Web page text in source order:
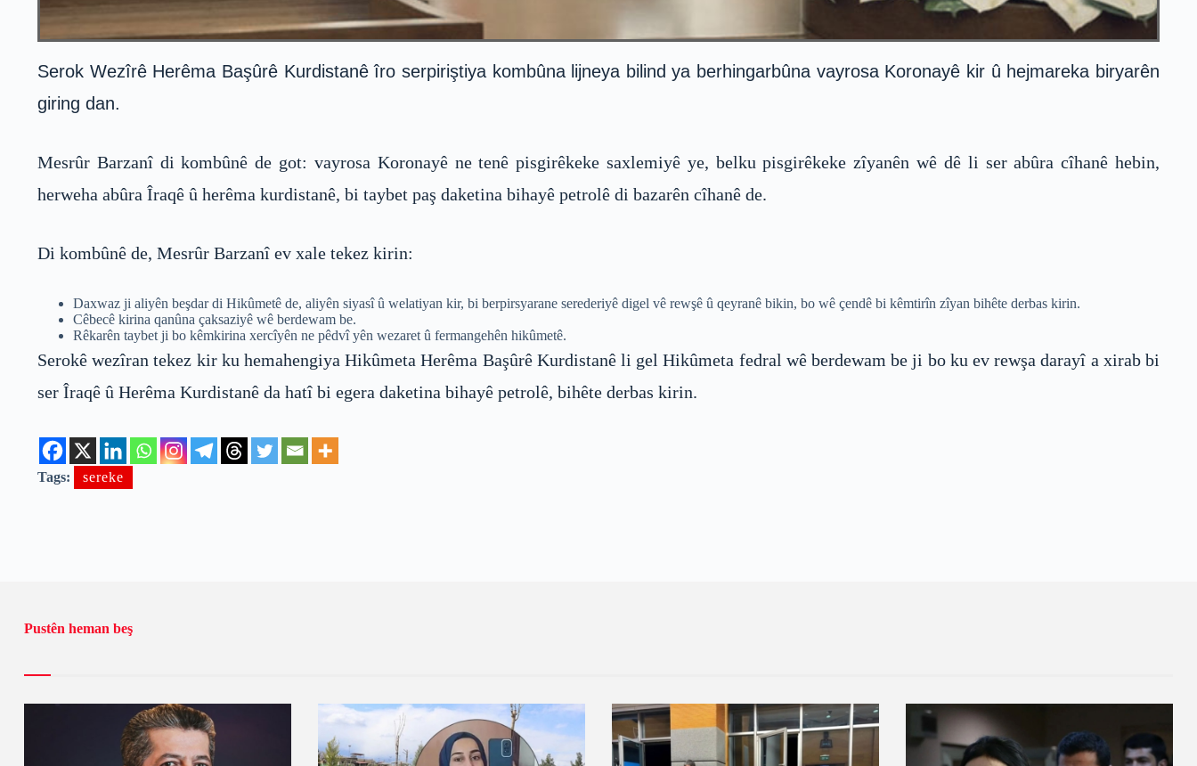
Serok Wezîrê Herêma Başûrê Kurdistanê îro serpiriştiya kombûna lijneya bilind ya berhingarbûna vayrosa Koronayê kir û hejmareka biryarên
giring dan.
Mesrûr Barzanî di kombûnê de got: vayrosa Koronayê ne tenê pisgirêkeke saxlemiyê ye, belku pisgirêkeke zîyanên wê dê li ser abûra cîhanê hebin,
herweha abûra Îraqê û herêma kurdistanê, bi taybet paş daketina bihayê petrolê di bazarên cîhanê de.
Di kombûnê de, Mesrûr Barzanî ev xale tekez kirin:
Daxwaz ji aliyên beşdar di Hikûmetê de, aliyên siyasî û welatiyan kir, bi berpirsyarane serederiyê digel vê rewşê û qeyranê bikin, bo wê çendê bi kêmtirîn zîyan bihête derbas kirin.
Cêbecê kirina qanûna çaksaziyê wê berdewam be.
Rêkarên taybet ji bo kêmkirina xercîyên ne pêdvî yên wezaret û fermangehên hikûmetê.
Serokê wezîran tekez kir ku hemahengiya Hikûmeta Herêma Başûrê Kurdistanê li gel Hikûmeta fedral wê berdewam be ji bo ku ev rewşa darayî a xirab bi
ser Îraqê û Herêma Kurdistanê da hatî bi egera daketina bihayê petrolê, bihête derbas kirin.
Tags: sereke
Pustên heman beş